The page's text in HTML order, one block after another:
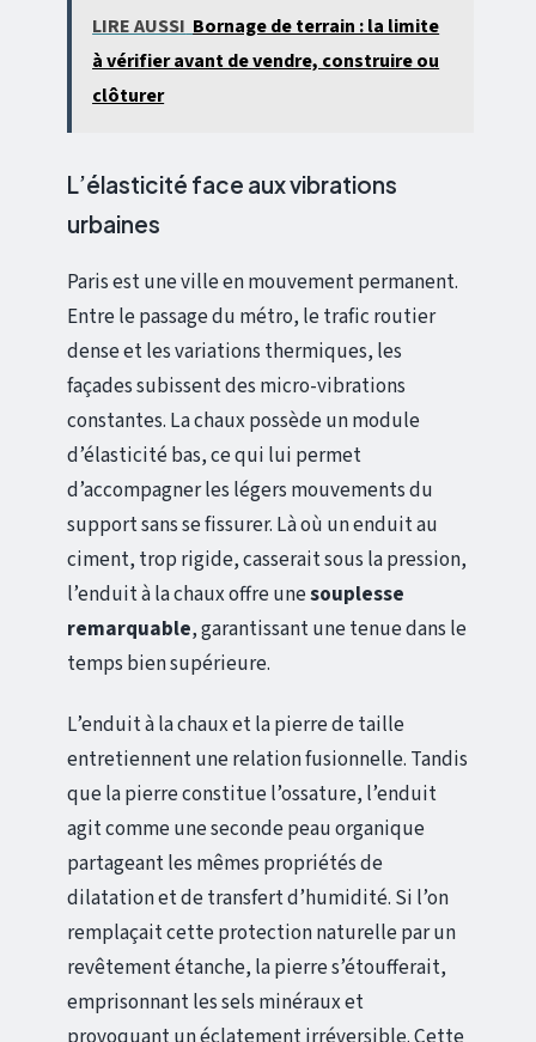
LIRE AUSSI Bornage de terrain : la limite
à vérifier avant de vendre, construire ou
clôturer
L’élasticité face aux vibrations
urbaines
Paris est une ville en mouvement permanent.
Entre le passage du métro, le trafic routier
dense et les variations thermiques, les
façades subissent des micro-vibrations
constantes. La chaux possède un module
d’élasticité bas, ce qui lui permet
d’accompagner les légers mouvements du
support sans se fissurer. Là où un enduit au
ciment, trop rigide, casserait sous la pression,
l’enduit à la chaux offre unesouplesse
remarquable, garantissant une tenue dans le
temps bien supérieure.
L’enduit à la chaux et la pierre de taille
entretiennent une relation fusionnelle. Tandis
que la pierre constitue l’ossature, l’enduit
agit comme une seconde peau organique
partageant les mêmes propriétés de
dilatation et de transfert d’humidité. Si l’on
remplaçait cette protection naturelle par un
revêtement étanche, la pierre s’étoufferait,
emprisonnant les sels minéraux et